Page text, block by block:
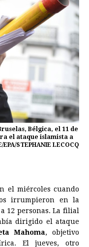
Bélgica, el 11 de
el ataque islamista a
STEPHANIE LECOCQ
el miércoles cuando
irrumpieron en la
12 personas. La filial
dirigido el ataque
Mahoma, objetivo
El jueves, otro